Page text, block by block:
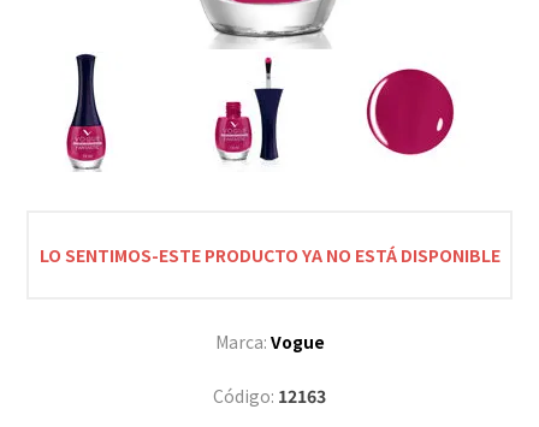
LO SENTIMOS-ESTE PRODUCTO YA NO ESTÁ DISPONIBLE
Marca: Vogue
Código: 12163